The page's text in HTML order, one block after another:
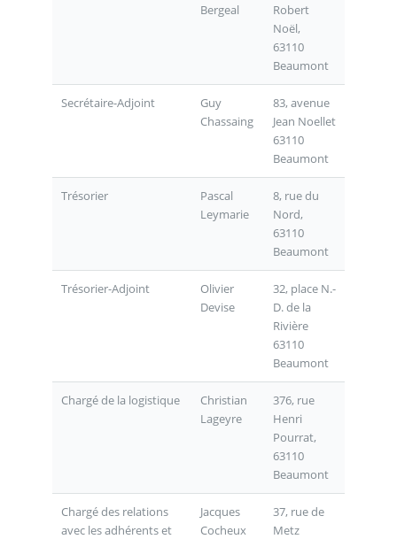
Bergeal
Robert
Noël,
63110
Beaumont
Secrétaire-Adjoint
Guy
Chassaing
83, avenue
Jean Noellet
63110
Beaumont
Trésorier
Pascal
Leymarie
8, rue du
Nord,
63110
Beaumont
Trésorier-Adjoint
Olivier
Devise
32, place N.-
D. de la
Rivière
63110
Beaumont
Chargé de la logistique
Christian
Lageyre
376, rue
Henri
Pourrat,
63110
Beaumont
Chargé des relations
avec les adhérents et
Jacques
Cocheux
37, rue de
Metz